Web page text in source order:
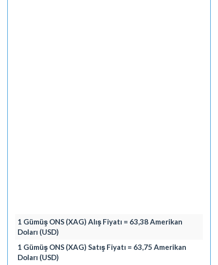
1 Gümüş ONS (XAG) Alış Fiyatı = 63,38 Amerikan
Doları (USD)
1 Gümüş ONS (XAG) Satış Fiyatı = 63,75 Amerikan
Doları (USD)